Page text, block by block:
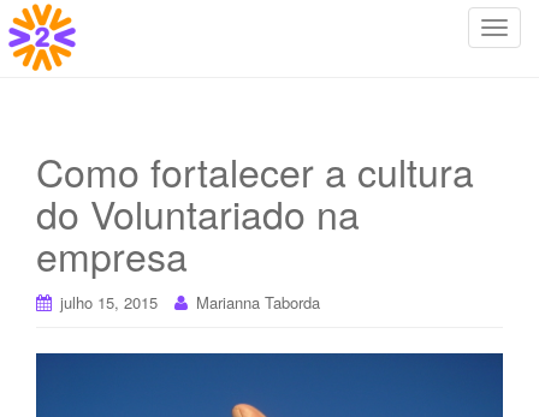
T
Como fortalecer a cultura
do Voluntariado na
empresa
julho 15, 2015 Marianna Taborda